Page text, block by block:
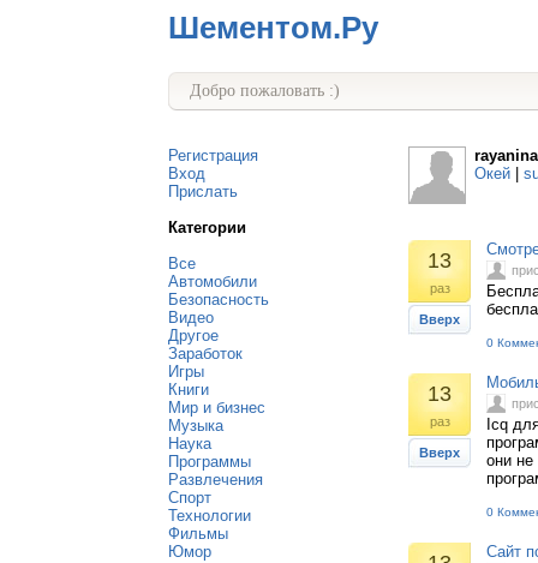
Шементом.Ру
Добро пожаловать :)
Регистрация
Вход
Прислать
Категории
Все
Автомобили
Безопасность
Видео
Другое
Заработок
Игры
Книги
Мир и бизнес
Музыка
Наука
Программы
Развлечения
Спорт
Технологии
Фильмы
Юмор
rayanina
Окей
13
раз
Вверх
0
13
раз
Вверх
Icq
они не
0
Сайт